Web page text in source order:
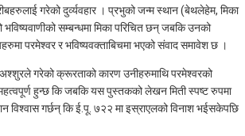
गरेको दुर्व्यवहार । प्रभुको जन्म स्थान (बेथलेहेम, मिका
सम्बन्धमा मिका परिचित छन् जबकि उनको
परमेश्‍वर र भविष्यवक्ताबिचमा भएको संवाद समावेश छ ।
अश्शुरले गरेको क्रूरताको कारण उनीहरुमाथि परमेश्‍वरको
महत्वपूर्ण हुन्छ कि जबकि यस पुस्तकको लेखन मिती स्पष्ट रुपमा
विश्‍वास गर्छन् कि ई.पू. ७२२ मा इस्राएलको विनाश भईसकेपछि